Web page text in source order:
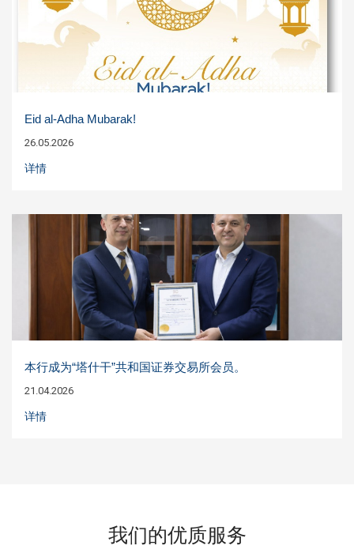
Eid al-Adha Mubarak!
26.05.2026
详情
本行成为“塔什干”共和国证券交易所会员。
21.04.2026
详情
我们的优质服务